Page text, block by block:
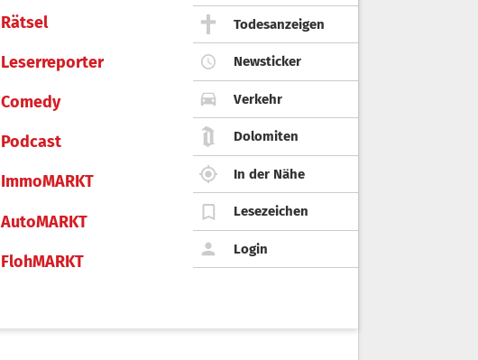
Rätsel
Leserreporter
Comedy
Podcast
ImmoMARKT
AutoMARKT
FlohMARKT
Todesanzeigen
Newsticker
Verkehr
Dolomiten
In der Nähe
Lesezeichen
Login